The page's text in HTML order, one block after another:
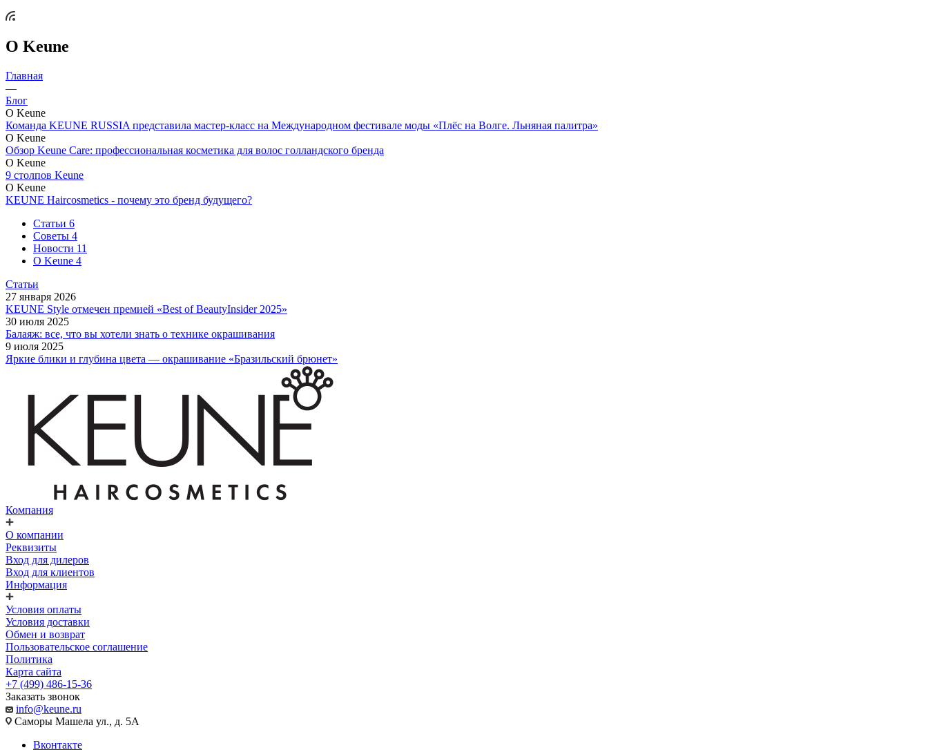
О Keune
Главная
—
Блог
О Keune
Команда KEUNE RUSSIA представила мастер-класс на Международном фестивале моды «Плёс на Волге. Льняная палитра»
О Keune
Обзор Keune Care: профессиональная косметика для волос голландского бренда
О Keune
9 столпов Keune
О Keune
KEUNE Haircosmetics - почему это бренд будущего?
Статьи 6
Cоветы 4
Новости 11
О Keune 4
Статьи
27 января 2026
KEUNE Style отмечен премией «Best of BeautyInsider 2025»
30 июля 2025
Балаяж: все, что вы хотели знать о технике окрашивания
9 июля 2025
Яркие блики и глубина цвета — окрашивание «Бразильский брюнет»
Компания
О компании
Реквизиты
Вход для дилеров
Вход для клиентов
Информация
Условия оплаты
Условия доставки
Обмен и возврат
Пользовательское соглашение
Политика
Карта сайта
+7 (499) 486-15-36
Заказать звонок
info@keune.ru
Саморы Машела ул., д. 5А
Вконтакте